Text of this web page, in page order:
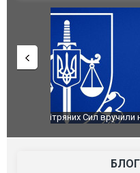
Сили оборони
атаку. ВІДЕО